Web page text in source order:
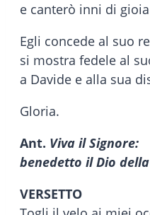
e canterò inni di
Egli concede al suo
si mostra fedele al
a Davide e alla sua
Gloria.
Ant. Viva il Signore:
benedetto il Dio
VERSETTO